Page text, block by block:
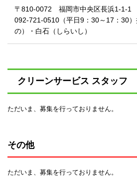
〒810-0072 福岡市中央区長浜1-1-
092-721-0510（平日9：30～17：30
の）・白石（しらいし）
クリーンサービス スタッフ
ただいま、募集を行っておりません。
その他
ただいま、募集を行っておりません。